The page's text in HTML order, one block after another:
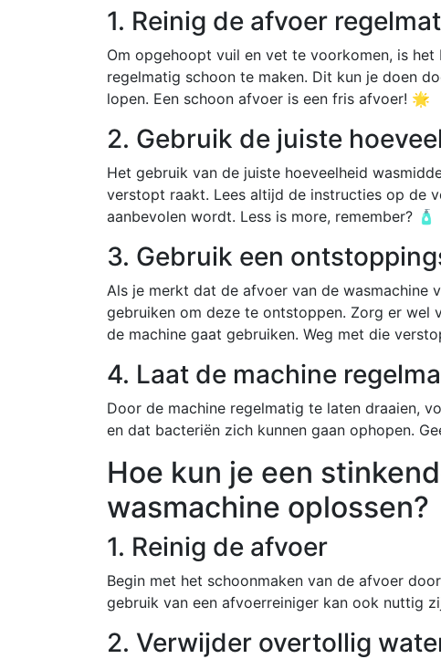
1. Reinig de afvoer
Om opgehoopt vuil en vet te voorkomen, is
regelmatig schoon te maken. Dit kun je doen
lopen. Een schoon afvoer is een fris afvoer! 🌟
2. Gebruik de juiste
Het gebruik van de juiste hoeveelheid
verstopt raakt. Lees altijd de instructies op de
aanbevolen wordt. Less is more, remember? 🧴
3. Gebruik een
Als je merkt dat de afvoer van de wasmachine
gebruiken om deze te ontstoppen. Zorg er
de machine gaat gebruiken. Weg met die
4. Laat de machine
Door de machine regelmatig te laten draaien,
en dat bacteriën zich kunnen gaan ophopen.
Hoe kun je een
wasmachine oplossen?
1. Reinig de afvoer
Begin met het schoonmaken van de afvoer
gebruik van een afvoerreiniger kan ook nuttig
2. Verwijder overtollig